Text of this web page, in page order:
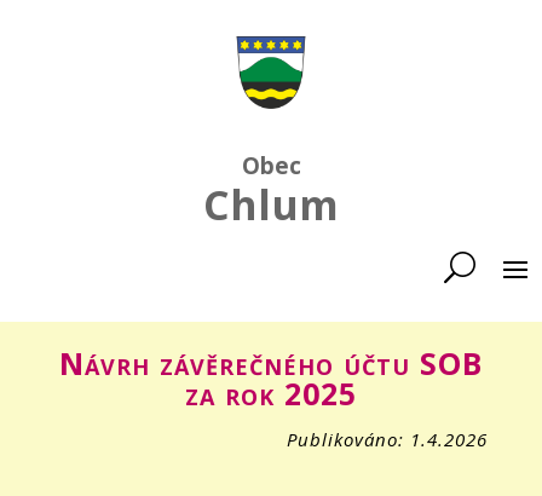
Obec
Chlum
Návrh závěrečného účtu SOB
za rok 2025
Publikováno: 1.4.2026